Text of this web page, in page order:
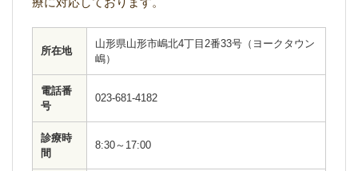
所在地
山形県山形市嶋北4丁目2番33号（ヨークタウン
嶋）
電話番
号
023-681-4182
診療時
間
8:30～17:00